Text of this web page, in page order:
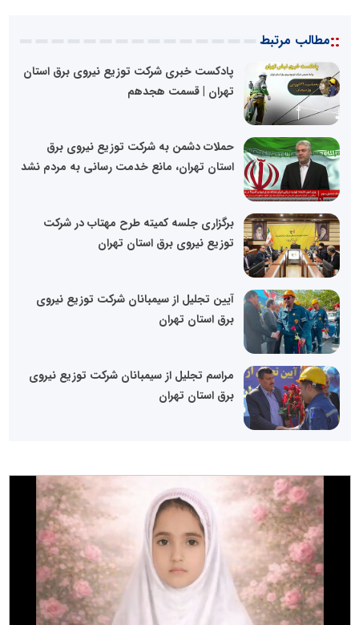
::مطالب مرتبط
پادکست خبری شرکت توزیع نیروی برق استان
تهران | قسمت هجدهم
حملات دشمن به شرکت توزیع نیروی برق
استان تهران، مانع خدمت رسانی به مردم نشد
برگزاری جلسه کمیته طرح مهتاب در شرکت
توزیع نیروی برق استان تهران
آیین تجلیل از سیمبانان شرکت توزیع نیروی
برق استان تهران
مراسم تجلیل از سیمبانان شرکت توزیع نیروی
برق استان تهران